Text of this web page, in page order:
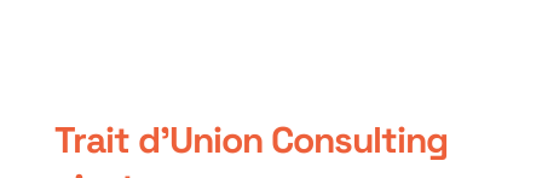
Trait d’Union Consulting